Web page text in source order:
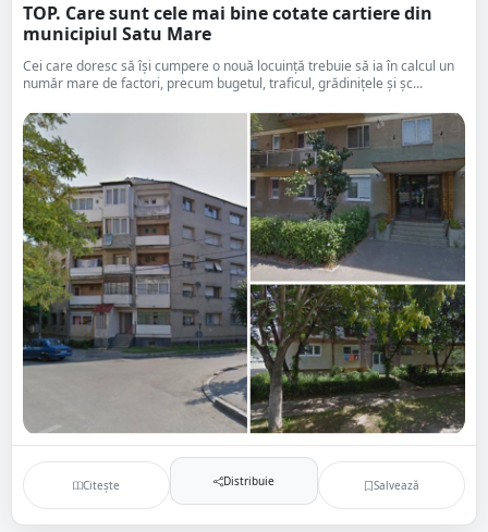
TOP. Care sunt cele mai bine cotate cartiere din
municipiul Satu Mare
Cei care doresc să își cumpere o nouă locuință trebuie să ia în calcul un
număr mare de factori, precum bugetul, traficul, grădinițele și șc...
Citește Distribuie Salvează